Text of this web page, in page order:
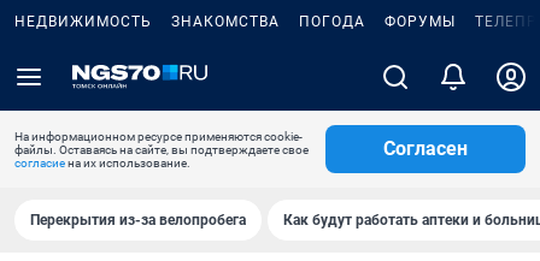
НЕДВИЖИМОСТЬ ЗНАКОМСТВА ПОГОДА ФОРУМЫ
На информационном ресурсе применяются cookie-
файлы. Оставаясь на сайте, вы подтверждаете свое
согласиена их использование.
Согласен
Перекрытия из-за велопробега Как будут работать аптеки и